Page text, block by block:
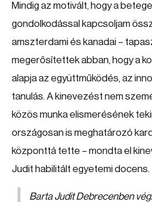
Mindig az motivált, hogy a
gondolkodással kapcsoljam
amszterdami és kanadai –
megerősítettek abban, hogy a
alapja az együttműködés, az
tanulás. A kinevezést nem
közös munka elismerésének
országosan is meghatározó
központtá tette – mondta el
Judit habilitált egyetemi docens.
Barta Judit Debrecenben